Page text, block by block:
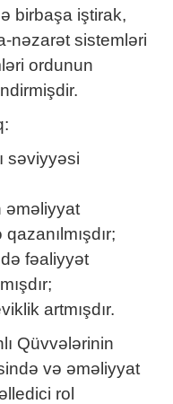
birbaşa iştirak,
nəzarət sistemləri
ordunun
səviyyəsi
əməliyyat
fəaliyyət
artmışdır.
Qüvvələrinin
və əməliyyat
rol